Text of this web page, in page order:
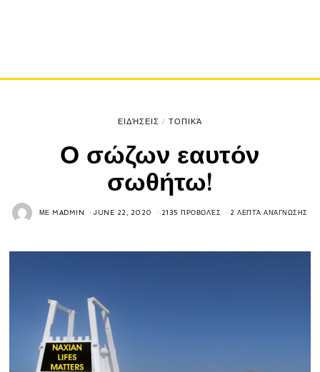
ΕΙΔΉΣΕΙΣ / ΤΟΠΙΚΆ
Ο σώζων εαυτόν
σωθήτω!
ΜΕMADMIN JUNE 22, 2020 2135 ΠΡΟΒΟΛΈΣ 2 ΛΕΠΤΆ ΑΝΆΓΝΩΣΗΣ